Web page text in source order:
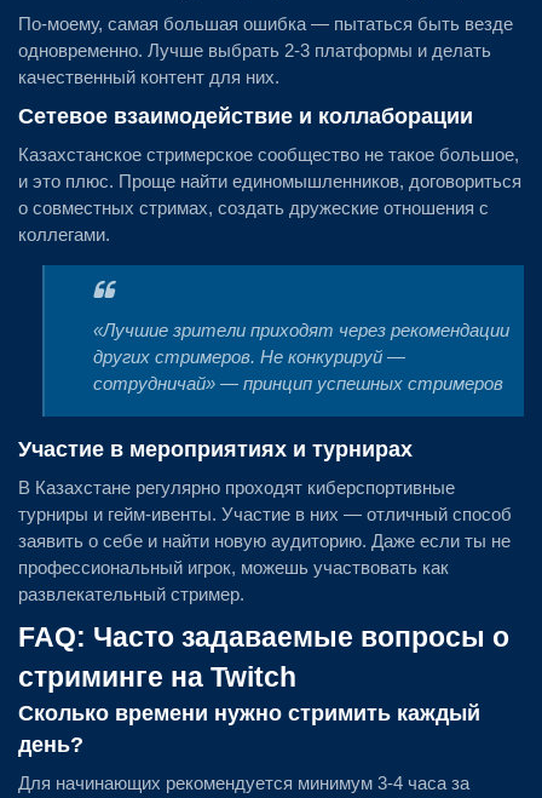
По-моему, самая большая ошибка — пытаться быть везде
одновременно. Лучше выбрать 2-3 платформы и делать
качественный контент для них.
Сетевое взаимодействие и коллаборации
Казахстанское стримерское сообщество не такое большое,
и это плюс. Проще найти единомышленников, договориться
о совместных стримах, создать дружеские отношения с
коллегами.
«Лучшие зрители приходят через рекомендации
других стримеров. Не конкурируй —
сотрудничай» — принцип успешных стримеров
Участие в мероприятиях и турнирах
В Казахстане регулярно проходят киберспортивные
турниры и гейм-ивенты. Участие в них — отличный способ
заявить о себе и найти новую аудиторию. Даже если ты не
профессиональный игрок, можешь участвовать как
развлекательный стример.
FAQ: Часто задаваемые вопросы о
стриминге на Twitch
Сколько времени нужно стримить каждый
день?
Для начинающих рекомендуется минимум 3-4 часа за